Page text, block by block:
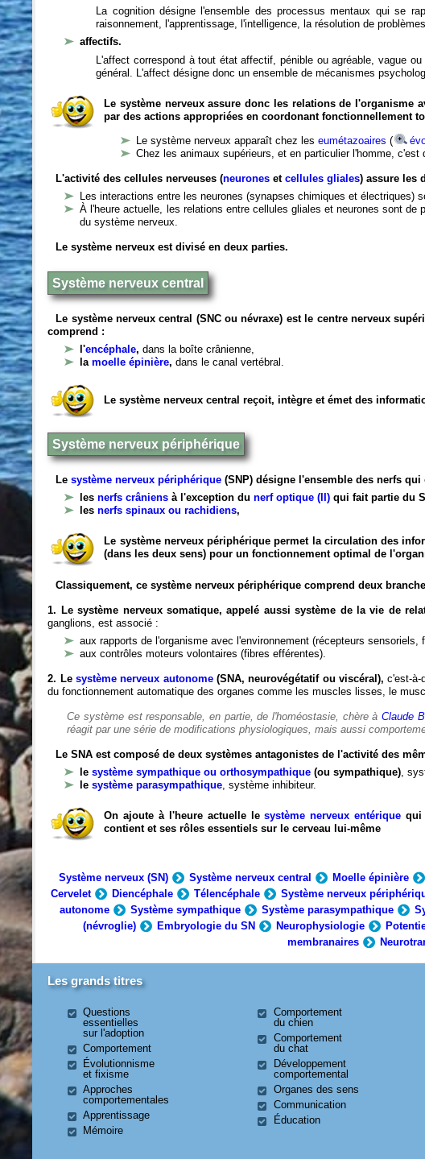
La cognition désigne l'ensemble des processus mentaux qui se
raisonnement, l'apprentissage, l'intelligence, la résolution de
affectifs.
L'affect correspond à tout état affectif, pénible ou agréable, vague
général. L'affect désigne donc un ensemble de mécanismes
Le système nerveux assure donc les relations de l'organisme
par des actions appropriées en coordonant fonctionnellement
Le système nerveux apparaît chez leseumétazoaires (
Chez les animaux supérieurs, et en particulier l'homme, c'est
L'activité des cellules nerveuses (neurones etcellules gliales) assure les
Les interactions entre les neurones (synapses chimiques et électriques)
À l'heure actuelle, les relations entre cellules gliales et neurones sont
du système nerveux.
Le système nerveux est divisé en deux parties.
Système nerveux central
Le système nerveux central (SNC ou névraxe) est le centre nerveux
comprend :
l'encéphale,dans la boîte crânienne,
lamoelle épinière,dans le canal vertébral.
Le système nerveux central reçoit, intègre et émet des
Système nerveux périphérique
Lesystème nerveux périphérique (SNP) désigne l'ensemble des nerfs qui
lesnerfs crâniens à l'exception du nerf optique (II) qui fait partie du
lesnerfs spinaux ou rachidiens,
Le système nerveux périphérique permet la circulation des
(dans les deux sens) pour un fonctionnement optimal de
Classiquement, ce système nerveux périphérique comprend deux
1. Le système nerveux somatique, appelé aussi système de la vie de
ganglions, est associé :
aux rapports de l'organisme avec l'environnement (récepteurs sensoriels,
aux contrôles moteurs volontaires (fibres efférentes).
2. Le système nerveux autonome(SNA, neurovégétatif ou viscéral), c'est-à-
du fonctionnement automatique des organes comme les muscles lisses, le
Ce système est responsable, en partie, de l'homéostasie, chère àClaude
réagit par une série de modifications physiologiques, mais aussi
Le SNA est composé de deux systèmes antagonistes de l'activité des
lesystème sympathique ou orthosympathique (ou sympathique),
lesystème parasympathique, système inhibiteur.
On ajoute à l'heure actuelle lesystème nerveux entérique qui
contient et ses rôles essentiels sur le cerveau lui-même
Système nerveux (SN) Système nerveux central Moelle épinière
Cervelet
Diencéphale Télencéphale Système nerveux
autonome
Système sympathique Système parasympathique
(névroglie)
Embryologie du SN Neurophysiologie
membranaires
Les grands titres
Questions
essentielles
sur l'adoption
Comportement
Évolutionnisme
et fixisme
Approches
comportementales
Apprentissage
Mémoire
Comportement
du chien
Comportement
du chat
Développement
comportemental
Organes des sens
Communication
Éducation